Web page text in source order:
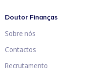
Doutor Finanças
Sobre nós
Contactos
Recrutamento